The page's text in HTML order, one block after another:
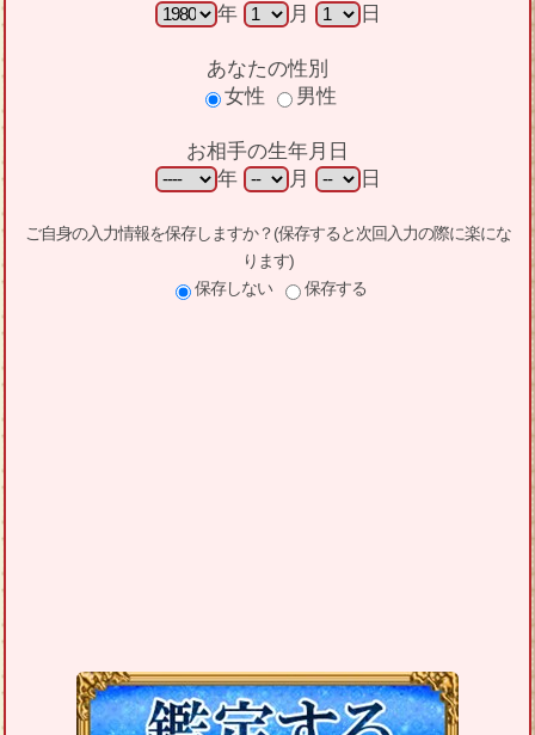
年
月 日
あなたの性別
女性
男性
お相手の生年月日
年
月 日
ご自身の入力情報を保存しますか？(保存すると次回入力の際に楽にな
ります)
保存しない
保存する